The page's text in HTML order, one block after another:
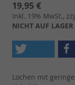
images
gallery
19,95 €
Inkl. 19% MwSt.,
NICHT AUF LAGER
Lochen mit